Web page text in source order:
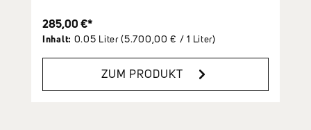
Mandarine aus Madagaskar eröffnen saftig
und würzig. Im Herzen treffen Oud, Geranie,
Madagaskar, Ambrostar und grauem Amber.
DuftnotenKopfnote: Guave, Kardamom,
285,00 €*
Inhalt: 0.05 Liter(5.700,00 € / 1 Liter)
ZUM PRODUKT